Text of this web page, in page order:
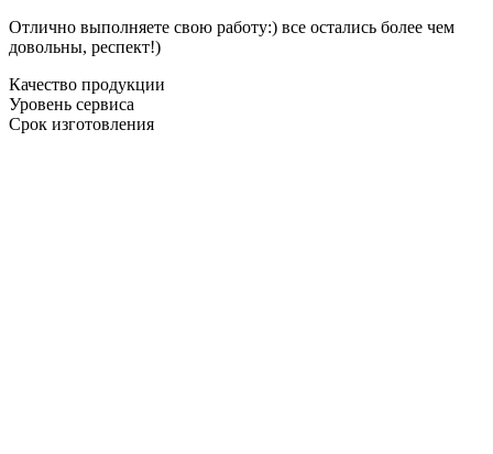
Отлично выполняете свою работу:) все остались более чем
довольны, респект!)
Качество продукции
Уровень сервиса
Срок изготовления